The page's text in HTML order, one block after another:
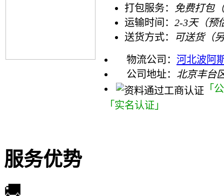
打包服务：
免费打包
运输时间： 2-3天（预
送货方式：
可送货（
物流公司： 河北波阿
公司地址： 北京丰台
「
「实名认证」
服务优势
🚚